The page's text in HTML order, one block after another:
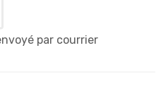
par courrier